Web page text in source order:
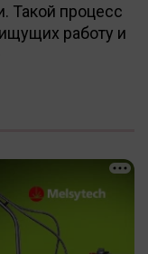
Такой процесс
работу и